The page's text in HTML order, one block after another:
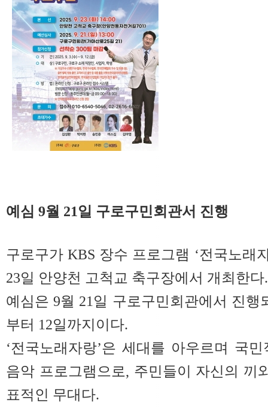
예심 9월 21일 구로구민회관서 진행
구로구가 KBS 장수 프로그램 ‘전국노래
23일 안양천 고척교 축구장에서 개최한다.
예심은 9월 21일 구로구민회관에서 진행
부터 12일까지이다.
‘전국노래자랑’은 세대를 아우르며 국
음악 프로그램으로, 주민들이 자신의 끼
표적인 무대다.